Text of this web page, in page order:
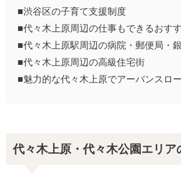
■渋谷区の子育て支援制度
■代々木上原周辺の仕事もできるおす
■代々木上原駅周辺の病院・郵便局・
■代々木上原周辺の高級住宅街
■魅力的な代々木上原でアーバンスロ
代々木上原・代々木公園エリア